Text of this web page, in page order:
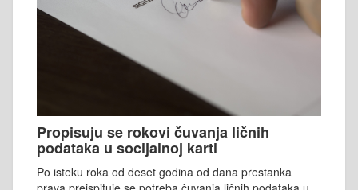
Propisuju se rokovi čuvanja ličnih
podataka u socijalnoj karti
Po isteku roka od deset godina od dana prestanka